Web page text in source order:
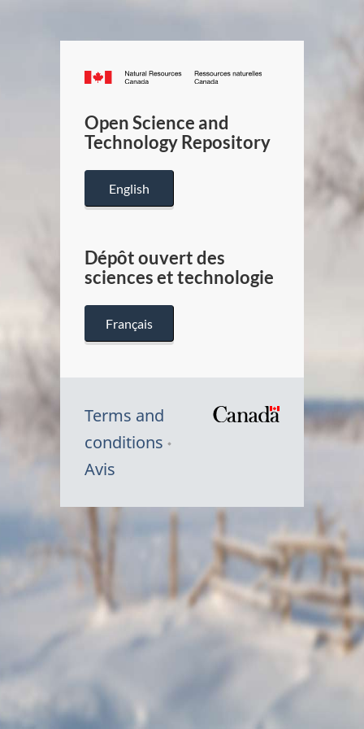
Canada.ca
/
Canada
Open Science and
Technology Repository
English
Dépôt ouvert des
sciences et technologie
Français
Terms and
conditions
Avis
Symbole
Canada